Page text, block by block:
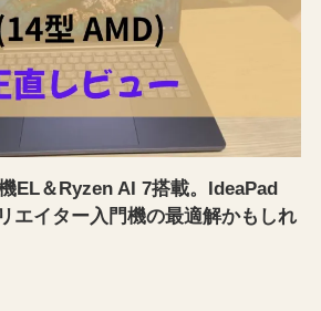
EL＆Ryzen AI 7搭載。IdeaPad
エイター入門機の最適解かもしれ